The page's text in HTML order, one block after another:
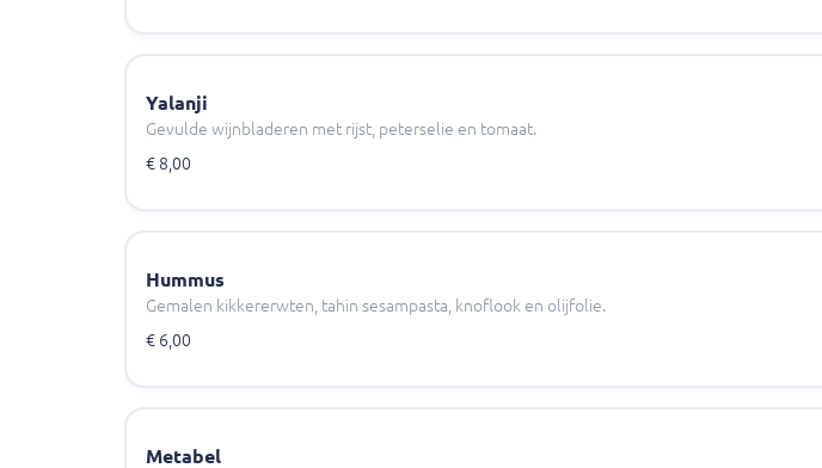
Yalanji
Gevulde wijnbladeren met rijst, peterselie en tomaat.
€ 8,00
Hummus
Gemalen kikkererwten, tahin sesampasta, knoflook en olijfolie.
€ 6,00
Metabel